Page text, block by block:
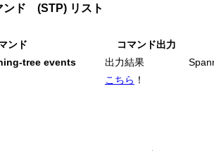
ド (STP) リスト
ンド
コマンド出力
tree events
出力結果
こちら ！